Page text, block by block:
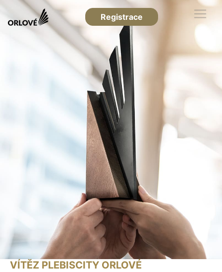
Registrace
VÍTĚZ PLEBISCITY ORLOVÉ